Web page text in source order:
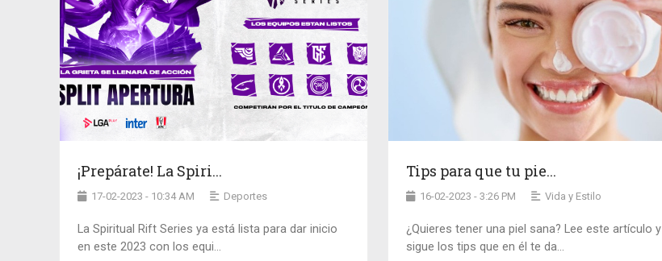
¡Prepárate! La Spiri...
17-02-2023 - 10:34 AM Deportes
La Spiritual Rift Series ya está lista para dar inicio
en este 2023 con los equi...
Tips para que tu pie...
16-02-2023 - 3:26 PM Vida y Estilo
¿Quieres tener una piel sana? Lee este artículo y
sigue los tips que en él te da...